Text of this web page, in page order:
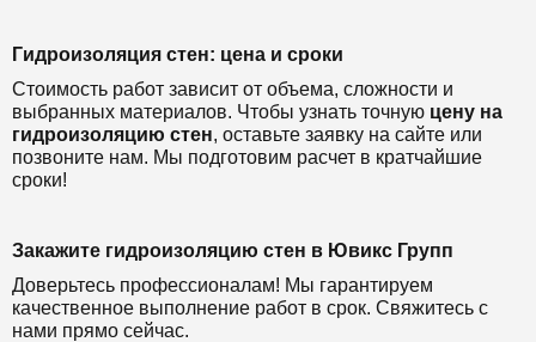
Гидроизоляция стен: цена и сроки
Стоимость работ зависит от объема, сложности и
выбранных материалов. Чтобы узнать точную цену на
гидроизоляцию стен, оставьте заявку на сайте или
позвоните нам. Мы подготовим расчет в кратчайшие
сроки!
Закажите гидроизоляцию стен в Ювикс Групп
Доверьтесь профессионалам! Мы гарантируем
качественное выполнение работ в срок. Свяжитесь с
нами прямо сейчас.